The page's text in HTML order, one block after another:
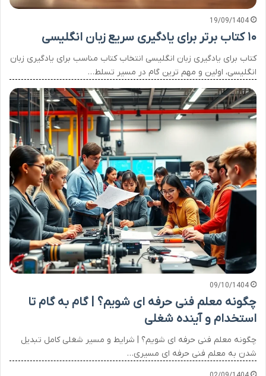
19/09/1404
۱۰ کتاب برتر برای یادگیری سریع زبان انگلیسی
کتاب برای یادگیری زبان انگلیسی انتخاب کتاب مناسب برای یادگیری زبان
انگلیسی، اولین و مهم ترین گام در مسیر تسلط…
09/10/1404
چگونه معلم فنی حرفه ای شویم؟ | گام به گام تا
استخدام و آینده شغلی
چگونه معلم فنی حرفه ای شویم؟ | شرایط و مسیر شغلی کامل تبدیل
شدن به معلم فنی حرفه ای مسیری…